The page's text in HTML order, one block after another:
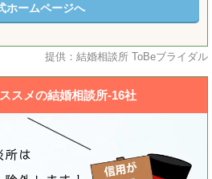
ホームページへ
提供：結婚相談所 ToBeブライダル
スメの結婚相談所-16社